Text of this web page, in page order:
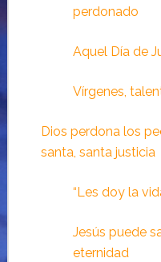
perdonado
Aquel Día de
Vírgenes,
Dios perdona los
santa, santa justicia
“Les doy la
Jesús puede
eternidad